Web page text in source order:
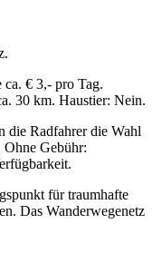
ca. € 3,- pro Tag.
30 km. Haustier: Nein.
die Radfahrer die Wahl
Ohne Gebühr:
für traumhafte
Das Wanderwegenetz